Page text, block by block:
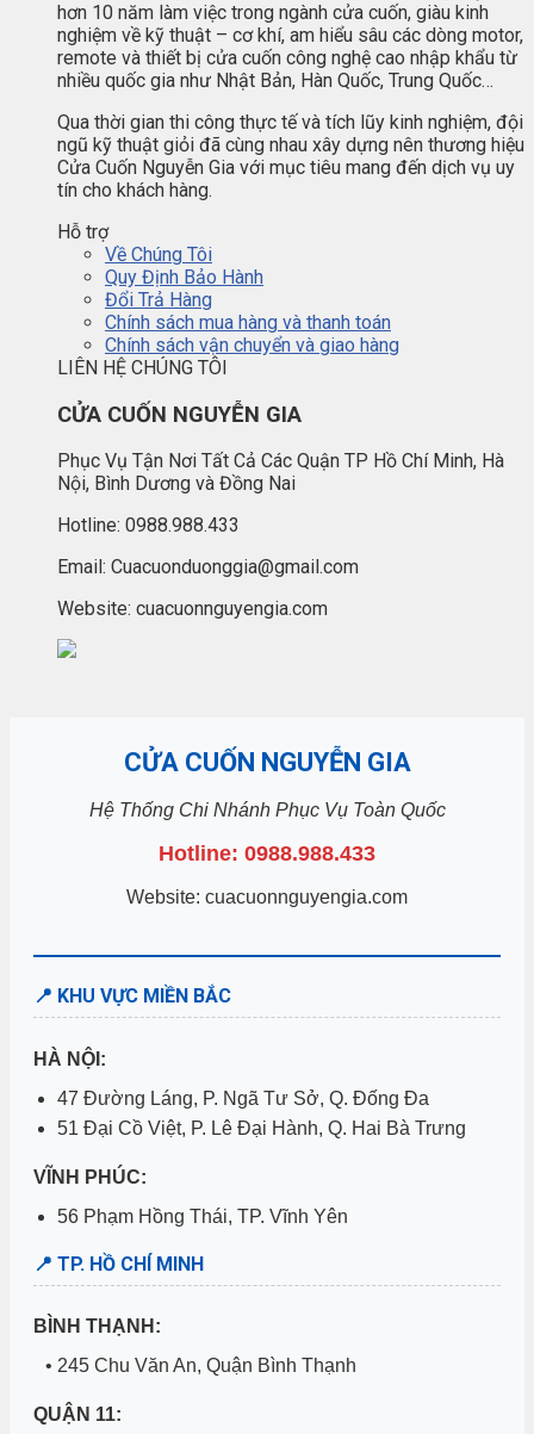
hơn 10 năm làm việc trong ngành cửa cuốn, giàu kinh
nghiệm về kỹ thuật – cơ khí, am hiểu sâu các dòng motor,
remote và thiết bị cửa cuốn công nghệ cao nhập khẩu từ
nhiều quốc gia như Nhật Bản, Hàn Quốc, Trung Quốc…
Qua thời gian thi công thực tế và tích lũy kinh nghiệm, đội
ngũ kỹ thuật giỏi đã cùng nhau xây dựng nên thương hiệu
Cửa Cuốn Nguyễn Gia với mục tiêu mang đến dịch vụ uy
tín cho khách hàng.
Hỗ trợ
Về Chúng Tôi
Quy Định Bảo Hành
Đổi Trả Hàng
Chính sách mua hàng và thanh toán
Chính sách vận chuyển và giao hàng
LIÊN HỆ CHÚNG TÔI
CỬA CUỐN NGUYỄN GIA
Phục Vụ Tận Nơi Tất Cả Các Quận TP Hồ Chí Minh, Hà
Nội, Bình Dương và Đồng Nai
Hotline: 0988.988.433
Email: Cuacuonduonggia@gmail.com
Website: cuacuonnguyengia.com
CỬA CUỐN NGUYỄN GIA
Hệ Thống Chi Nhánh Phục Vụ Toàn Quốc
Hotline: 0988.988.433
Website: cuacuonnguyengia.com
📍 KHU VỰC MIỀN BẮC
HÀ NỘI:
47 Đường Láng, P. Ngã Tư Sở, Q. Đống Đa
51 Đại Cồ Việt, P. Lê Đại Hành, Q. Hai Bà Trưng
VĨNH PHÚC:
56 Phạm Hồng Thái, TP. Vĩnh Yên
📍 TP. HỒ CHÍ MINH
BÌNH THẠNH:
• 245 Chu Văn An, Quận Bình Thạnh
QUẬN 11: